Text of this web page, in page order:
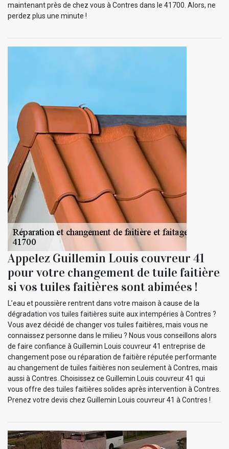
maintenant près de chez vous à Contres dans le 41700. Alors, ne
perdez plus une minute !
Appelez Guillemin Louis couvreur 41
pour votre changement de tuile faitière
si vos tuiles faitières sont abimées !
L’eau et poussière rentrent dans votre maison à cause de la
dégradation vos tuiles faitières suite aux intempéries à Contres ?
Vous avez décidé de changer vos tuiles faitières, mais vous ne
connaissez personne dans le milieu ? Nous vous conseillons alors
de faire confiance à Guillemin Louis couvreur 41 entreprise de
changement pose ou réparation de faitière réputée performante
au changement de tuiles faitières non seulement à Contres, mais
aussi à Contres. Choisissez ce Guillemin Louis couvreur 41 qui
vous offre des tuiles faitières solides après intervention à Contres.
Prenez votre devis chez Guillemin Louis couvreur 41 à Contres !